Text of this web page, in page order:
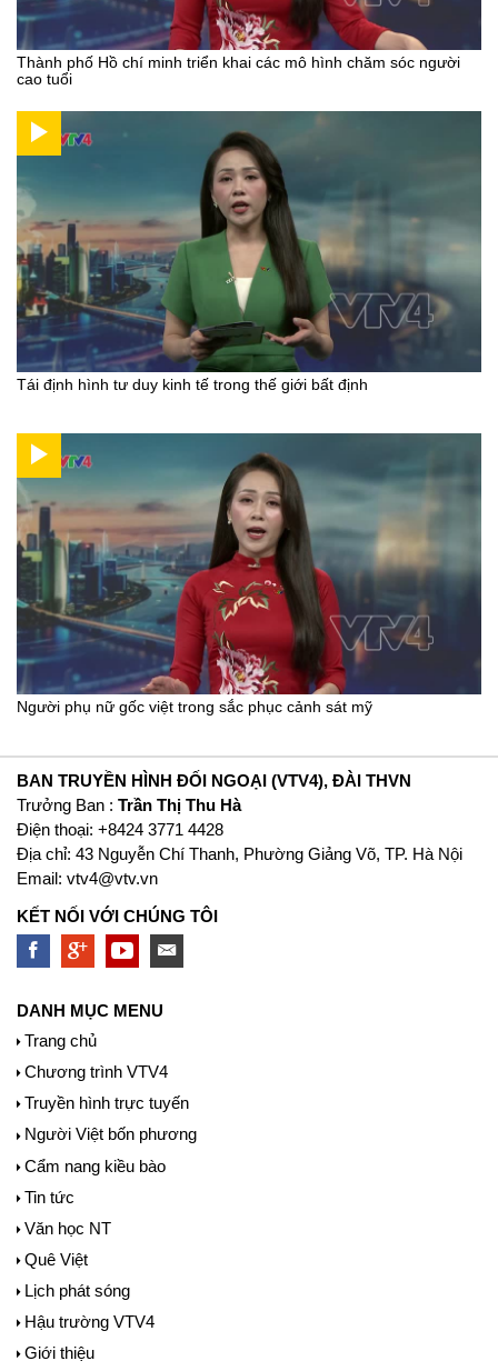
Thành phố Hồ chí minh triển khai các mô hình chăm sóc người
cao tuổi
Tái định hình tư duy kinh tế trong thế giới bất định
Người phụ nữ gốc việt trong sắc phục cảnh sát mỹ
BAN TRUYỀN HÌNH ĐỐI NGOẠI (VTV4), ĐÀI THVN
Trưởng Ban : Trần Thị Thu Hà
Ðiện thoại: +8424 3771 4428
Địa chỉ: 43 Nguyễn Chí Thanh, Phường Giảng Võ, TP. Hà Nội
Email: vtv4@vtv.vn
KẾT NỐI VỚI CHÚNG TÔI
DANH MỤC MENU
Trang chủ
Chương trình VTV4
Truyền hình trực tuyến
Người Việt bốn phương
Cẩm nang kiều bào
Tin tức
Văn học NT
Quê Việt
Lịch phát sóng
Hậu trường VTV4
Giới thiệu